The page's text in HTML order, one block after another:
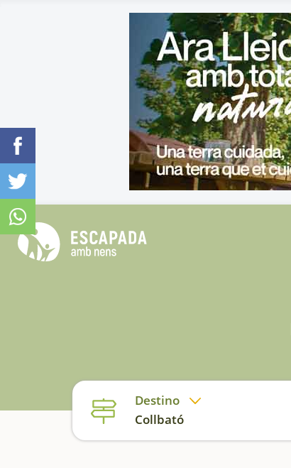
Destino
Collbató